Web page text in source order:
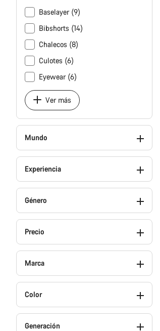
Baselayer (9)
Bibshorts (14)
Chalecos (8)
Culotes (6)
Eyewear (6)
Ver más
Mundo
Experiencia
Género
Precio
Marca
Color
Generación